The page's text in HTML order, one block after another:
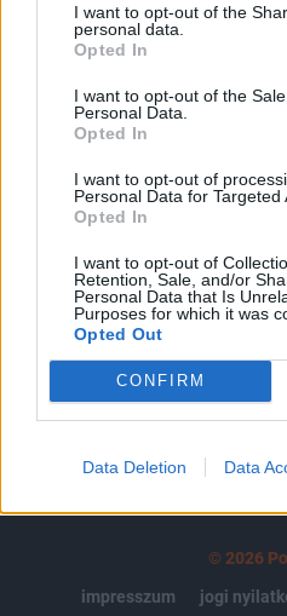
I want to opt-out of the
personal data.
Opted In
I want to opt-out of the
Personal Data.
Opted In
I want to opt-out of
Personal Data for Targeted
Opted In
I want to opt-out of
Retention, Sale, and/or
Personal Data that Is
Purposes for which it was
Opted Out
CONFIRM
Data Deletion Data
A keresett cikk a
tartozik, melynek olvasása
regisztrációhoz kötött.
Az előfizetés a következőket
Kötéslisták: BÉT elmúlt
kötéslistái
MÁR ELŐFIZETŐNK VAGY?
© 2026
impresszum
jogi